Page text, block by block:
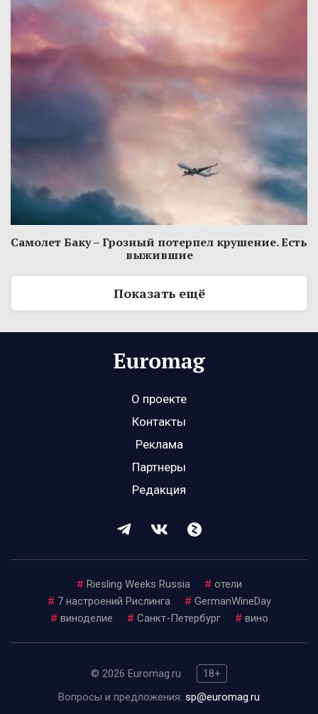
Самолет Баку – Грозный потерпел крушение. Есть
выжившие
Показать ещё
О проекте
Контакты
Реклама
Партнеры
Редакция
# Riesling Weeks Russia # отели
# 7 настроений Рислинга # GermanWineDay
# виноделие # Санкт-Петербург # вино
© 2026 Euromag.ru
18+
Вопросы и предложения: sp@euromag.ru